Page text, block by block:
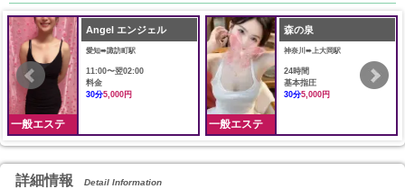
一般エステ
Angel エンジェル
愛知➠諏訪町駅
11:00〜翌02:00
料金
30分5,000円
一般エステ
森の泉
神奈川➠上大岡駅
24時間
基本指圧
30分5,000円
詳細情報 Detail Information